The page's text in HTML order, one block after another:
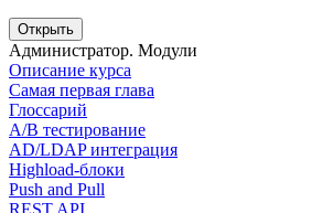
Открыть
Администратор. Модули
Описание курса
Самая первая глава
Глоссарий
A/B тестирование
AD/LDAP интеграция
Highload-блоки
Push and Pull
REST API